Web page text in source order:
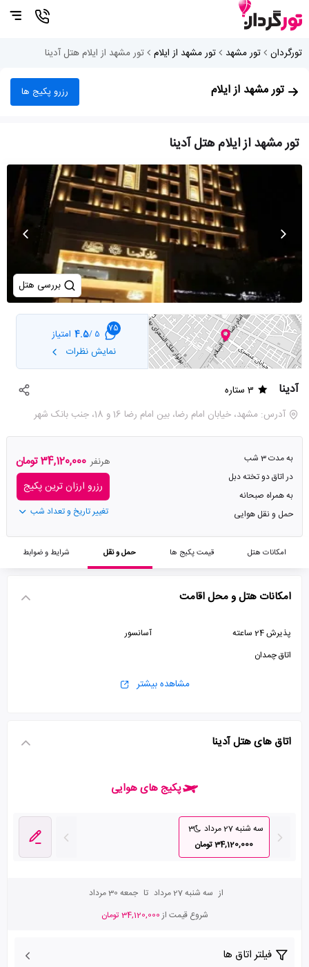
تورگردان تور مشهد تور مشهد از ایلام تور مشهد از ایلام هتل آدینا
تور مشهد از ایلام رزرو پکیج ها
تور مشهد از ایلام هتل آدینا
بررسی هتل
75
5 /
4.5 امتیاز
نمایش نظرات
آدینا
3 ستاره
آدرس: مشهد، خیابان امام رضا، بین امام رضا 16 و 18، جنب بانک شهر
به مدت 3 شب
در اتاق دو تخته دبل
به همراه صبحانه
حمل و نقل هوایی
هرنفر 34,120,000 تومان
رزرو ارزان ترین پکیج
تغییر تاریخ و تعداد شب
امکانات هتل قیمت پکیج ها حمل و نقل شرایط و ضوابط
امکانات هتل و محل اقامت
پذیرش 24 ساعته
آسانسور
اتاق چمدان
مشاهده بیشتر
اتاق های هتل آدینا
پکیج های هوایی
سه شنبه 27 مرداد
3
34,120,000 تومان
از سه شنبه 27 مرداد تا جمعه 30 مرداد
شروع قیمت از34,120,000 تومان
فیلتر اتاق ها